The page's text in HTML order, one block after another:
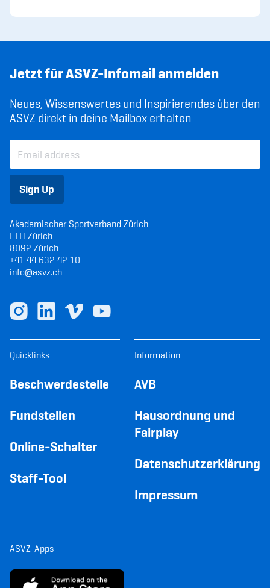
Jetzt für ASVZ-Infomail anmelden
Neues, Wissenswertes und Inspirierendes über den
ASVZ direkt in deine Mailbox erhalten
Sign Up
Akademischer Sportverband Zürich
ETH Zürich
8092 Zürich
+41 44 632 42 10
info@asvz.ch
Quicklinks
Beschwerdestelle
Fundstellen
Online-Schalter
Staff-Tool
Information
AVB
Hausordnung und
Fairplay
Datenschutzerklärung
Impressum
ASVZ-Apps